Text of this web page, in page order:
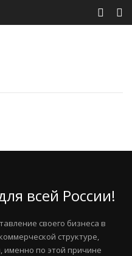
всей России!
своего бизнеса в
структуре,
именно по этой причине